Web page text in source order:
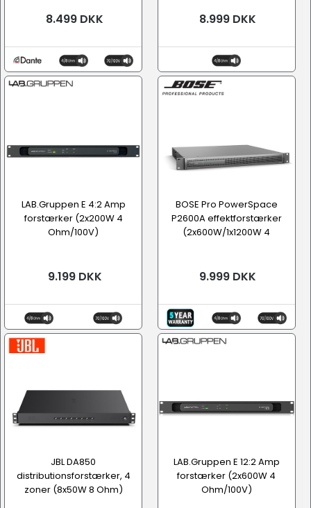
8.499 DKK 8.999 DKK
LAB.Gruppen E 4:2 Amp
forstærker (2x200W 4
Ohm/100V)
9.199 DKK
BOSE Pro PowerSpace
P2600A effektforstærker
(2x600W/1x1200W 4
9.999 DKK
JBL DA850
distributionsforstærker, 4
zoner (8x50W 8 Ohm)
LAB.Gruppen E 12:2 Amp
forstærker (2x600W 4
Ohm/100V)